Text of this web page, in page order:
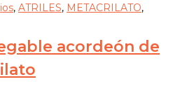
, ATRILES, METACRILATO,
acordeón de